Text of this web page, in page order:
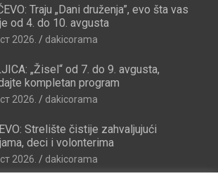
Traju „Dani druženja”, evo šta vas
od 4. do 10. avgusta
2026. dakicorama
„Žisel“ od 7. do 9. avgusta,
kompletan program
2026. dakicorama
Strelište čistije zahvaljujući
deci i volonterima
2026. dakicorama